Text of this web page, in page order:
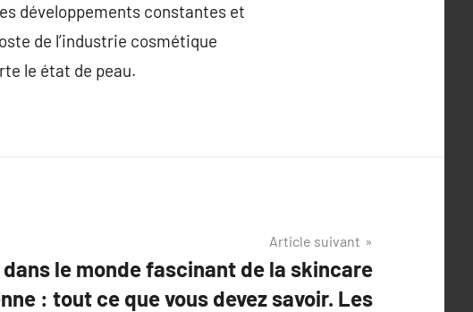
développements constantes et
de l’industrie cosmétique
le état de peau.
Article suivant
dans le monde fascinant de la skincare
: tout ce que vous devez savoir. Les